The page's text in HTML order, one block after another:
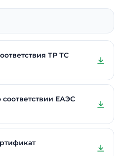
индивидуальному
ТР ТС
ЕАЭС